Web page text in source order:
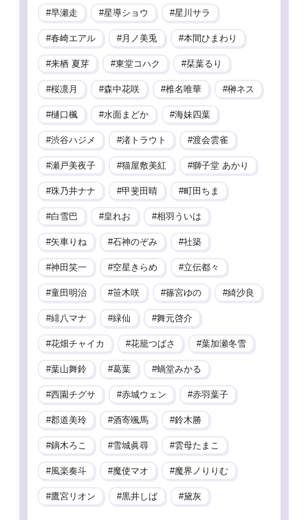
早瀬走 星導ショウ 星川サラ
春崎エアル 月ノ美兎 本間ひまわり
来栖 夏芽 東堂コハク 栞葉るり
桜凛月 森中花咲 椎名唯華 榊ネス
樋口楓 水面まどか 海妹四葉
渋谷ハジメ 渚トラウト 渡会雲雀
瀬戸美夜子 猫屋敷美紅 獅子堂 あかり
珠乃井ナナ 甲斐田晴 町田ちま
白雪巴 皇れお 相羽ういは
矢車りね 石神のぞみ 社築
神田笑一 空星きらめ 立伝都々
童田明治 笹木咲 篠宮ゆの 綺沙良
緋八マナ 緑仙 舞元啓介
花畑チャイカ 花籠つばさ 葉加瀬冬雪
葉山舞鈴 葛葉 蝸堂みかる
西園チグサ 赤城ウェン 赤羽葉子
郡道美玲 酒寄颯馬 鈴木勝
鏑木ろこ 雪城眞尋 雲母たまこ
風楽奏斗 魔使マオ 魔界ノりりむ
鷹宮リオン 黒井しば 黛灰